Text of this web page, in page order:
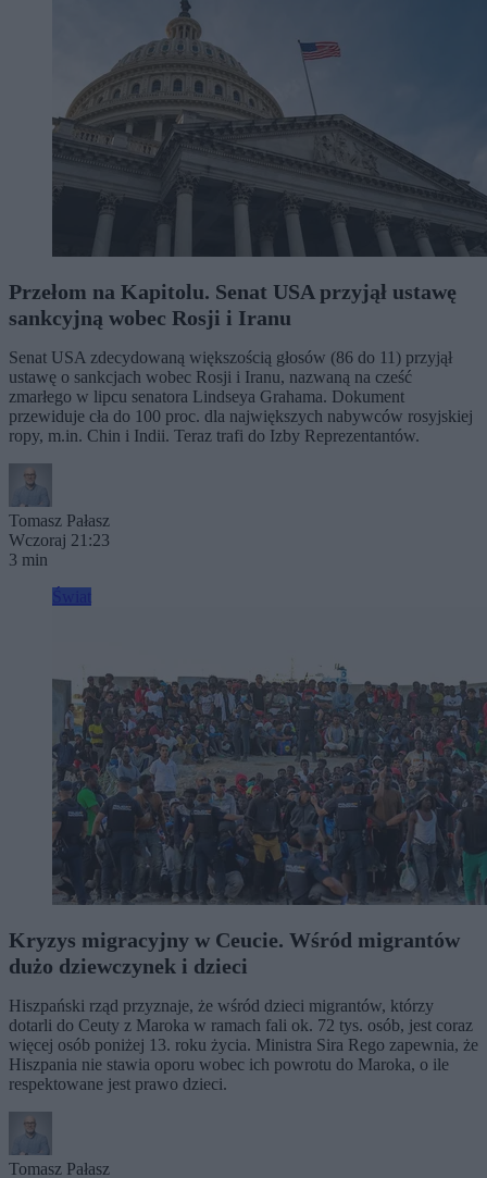
Przełom na Kapitolu. Senat USA przyjął ustawę
sankcyjną wobec Rosji i Iranu
Senat USA zdecydowaną większością głosów (86 do 11) przyjął
ustawę o sankcjach wobec Rosji i Iranu, nazwaną na cześć
zmarłego w lipcu senatora Lindseya Grahama. Dokument
przewiduje cła do 100 proc. dla największych nabywców rosyjskiej
ropy, m.in. Chin i Indii. Teraz trafi do Izby Reprezentantów.
Tomasz Pałasz
Wczoraj 21:23
3 min
Kryzys migracyjny w Ceucie. Wśród migrantów
dużo dziewczynek i dzieci
Hiszpański rząd przyznaje, że wśród dzieci migrantów, którzy
dotarli do Ceuty z Maroka w ramach fali ok. 72 tys. osób, jest coraz
więcej osób poniżej 13. roku życia. Ministra Sira Rego zapewnia, że
Hiszpania nie stawia oporu wobec ich powrotu do Maroka, o ile
respektowane jest prawo dzieci.
Tomasz Pałasz